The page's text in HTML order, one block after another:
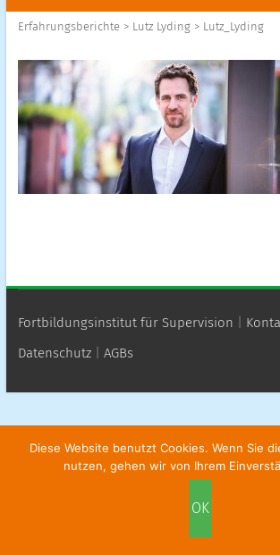
Erfahrungsberichte> Lutz Lyding> Lutz_Lyding
Fortbildungsinstitut für Supervision
Datenschutz| AGBs
Diese Website benutzt Cookies. Wenn Sie
nutzen, gehen wir von Ihrem
OK